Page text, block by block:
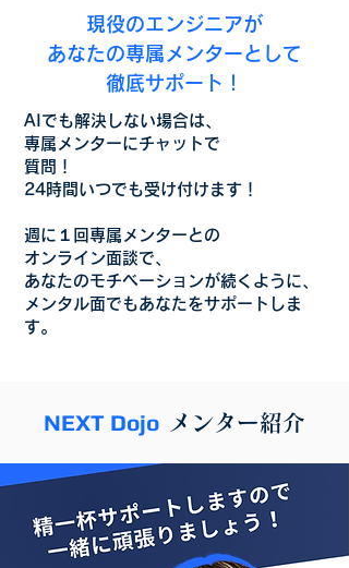
現役のエンジニアが
あなたの専属メンターとして
徹底サポート！
AIでも解決しない場合は、
専属メンターにチャットで
質問！
24時間いつでも受け付けます！
週に１回専属メンターとの
オンライン面談で、
あなたのモチベーションが続くように、
メンタル面でもあなたをサポートしま
す。
​NEXT Dojo メンター紹介